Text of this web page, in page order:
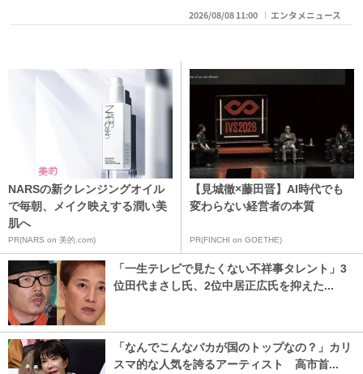
2026/08/08 11:00 エンタメニュース
NARSの新クレンジングオイル
で毎朝、メイク映えする潤い美
肌へ
PR(NARS on 美的.com)
【見城徹×藤田晋】AI時代でも
変わらない経営者の本質
PR(FINCHI on GOETHE)
「一生テレビで見たくない不祥事タレント」3
位田代まさし氏、2位中居正広氏を抑えた...
「なんでこんなバカが国のトップなの？」カリ
スマ的な人気を誇るアーティスト 高市首...